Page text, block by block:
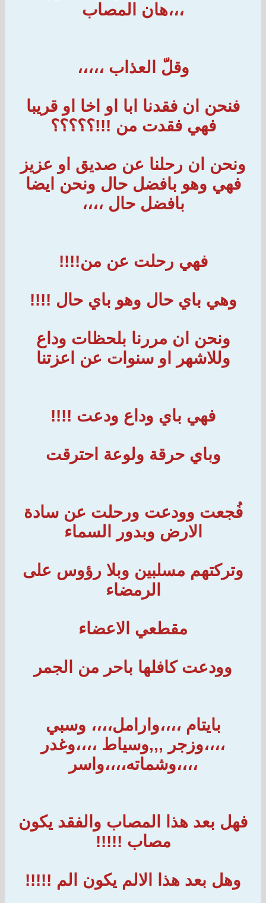
،،،هان المصاب
وقلّ العذاب ،،،،،
فنحن ان فقدنا ابا او اخا او قريبا
فهي فقدت من !!!؟؟؟؟؟
ونحن ان رحلنا عن صديق او عزيز
فهي وهو بافضل حال ونحن ايضا
بافضل حال ،،،،
فهي رحلت عن من!!!!
وهي باي حال وهو باي حال !!!!
ونحن ان مررنا بلحظات وداع
وللاشهر او سنوات عن اعزتنا
فهي باي وداع ودعت !!!!
وباي حرقة ولوعة احترقت
فُجعت وودعت ورحلت عن سادة
الارض وبدور السماء
وتركتهم مسلبين وبلا رؤوس على
الرمضاء
مقطعي الاعضاء
وودعت كافلها باحر من الجمر
بايتام ،،،،وارامل،،،، وسبي
،،،،وزجر ,,,وسياط ،،،،وغدر
،،،،وشماته،،،،واسر
فهل بعد هذا المصاب والفقد يكون
مصاب !!!!!
وهل بعد هذا الالم يكون الم !!!!!